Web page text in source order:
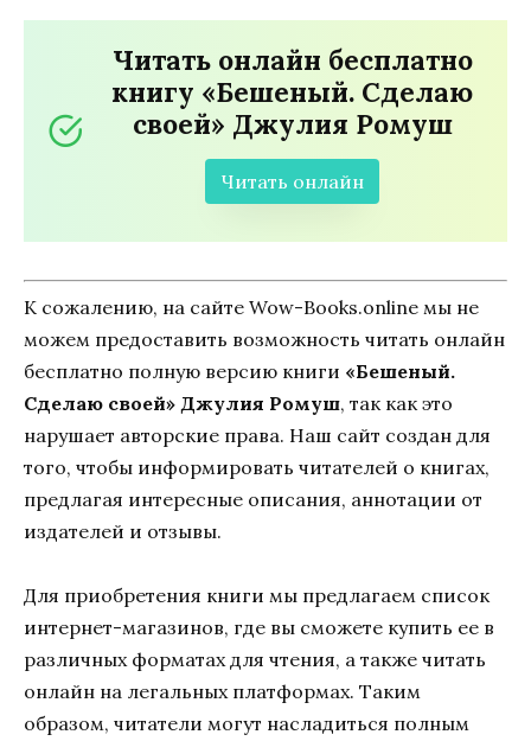
Читать онлайн бесплатно
книгу «Бешеный. Сделаю
своей» Джулия Ромуш
Читать онлайн
К сожалению, на сайте Wow-Books.online мы не
можем предоставить возможность читать онлайн
бесплатно полную версию книги «Бешеный.
Сделаю своей» Джулия Ромуш, так как это
нарушает авторские права. Наш сайт создан для
того, чтобы информировать читателей о книгах,
предлагая интересные описания, аннотации от
издателей и отзывы.
Для приобретения книги мы предлагаем список
интернет-магазинов, где вы сможете купить ее в
различных форматах для чтения, а также читать
онлайн на легальных платформах. Таким
образом, читатели могут насладиться полным